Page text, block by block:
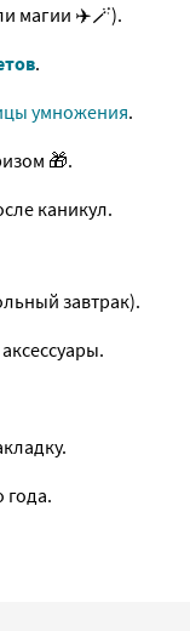
магии ✈🪄).
.
умножения.
🎁.
каникул.
завтрак).
года.